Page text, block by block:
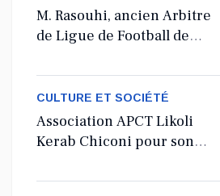
M. Rasouhi, ancien Arbitre
de Ligue de Football de
CULTURE ET SOCIÉTÉ
Association APCT Likoli
Kerab Chiconi pour son
Ordinaire